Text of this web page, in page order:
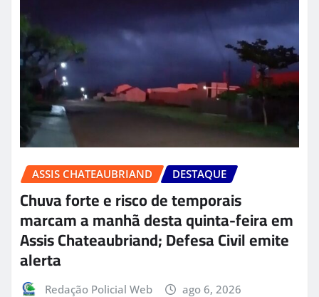
ASSIS CHATEAUBRIAND DESTAQUE
Chuva forte e risco de temporais
marcam a manhã desta quinta-feira em
Assis Chateaubriand; Defesa Civil emite
alerta
Redação Policial Web ago 6, 2026